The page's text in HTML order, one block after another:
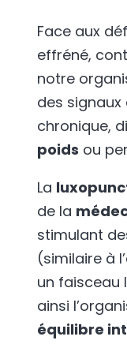
Face aux
effréné,
notre
des signaux
chronique,
poids ou
La
de la
stimulant
(similaire à
un faisceau
ainsi
équilibre